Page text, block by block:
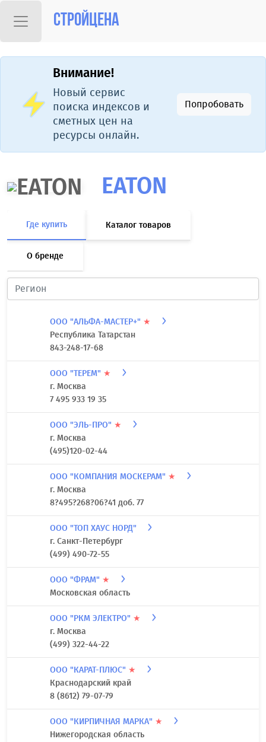
Стройцена
Внимание!
Новый сервис
поиска индексов и
сметных цен на
ресурсы онлайн.
Попробовать
EATON
Где купить Каталог товаров
О бренде
ООО "АЛЬФА-МАСТЕР+" ★
Республика Татарстан
843-248-17-68
ООО "ТЕРЕМ" ★
г. Москва
7 495 933 19 35
ООО "ЭЛЬ-ПРО" ★
г. Москва
(495)120-02-44
ООО "КОМПАНИЯ МОСКЕРАМ" ★
г. Москва
8?495?268?06?41 доб. 77
ООО "ТОП ХАУС НОРД"
г. Санкт-Петербург
(499) 490-72-55
ООО "ФРАМ" ★
Московская область
ООО "РКМ ЭЛЕКТРО" ★
г. Москва
(499) 322-44-22
ООО "КАРАТ-ПЛЮС" ★
Краснодарский край
8 (8612) 79-07-79
ООО "КИРПИЧНАЯ МАРКА" ★
Нижегородская область